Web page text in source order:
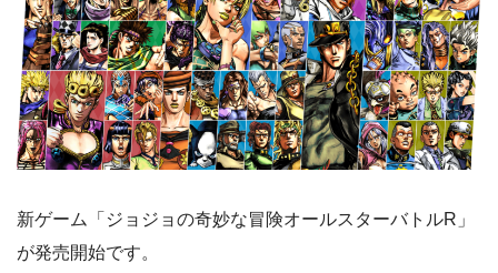
新ゲーム「ジョジョの奇妙な冒険オールスターバトルR」
が発売開始です。